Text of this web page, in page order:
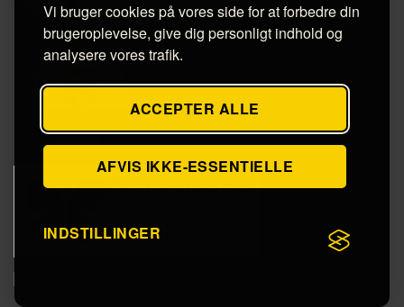
Vi bruger cookies på vores side for at forbedre din
brugeroplevelse, give dig personligt indhold og
analysere vores trafik.
ACCEPTER ALLE
AFVIS IKKE-ESSENTIELLE
INDSTILLINGER